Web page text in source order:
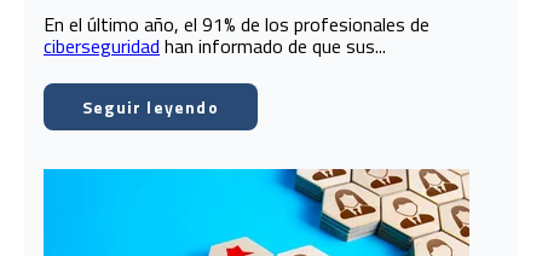
En el último año, el 91% de los profesionales de
ciberseguridad han informado de que sus...
Seguir leyendo